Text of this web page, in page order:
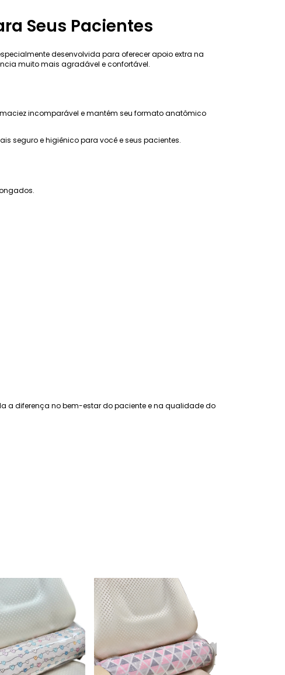
Seus Pacientes
desenvolvida para oferecer apoio extra na
muito mais agradável e confortável.
incomparável e mantém seu formato anatômico
seguro e higiênico para você e seus pacientes.
a diferença no bem-estar do paciente e na qualidade do